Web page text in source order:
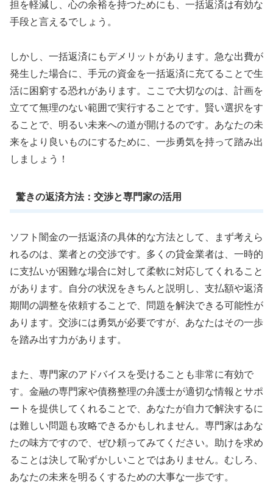
担を軽減し、心の余裕を持つためにも、一括返済は有効な
手段と言えるでしょう。
しかし、一括返済にもデメリットがあります。急な出費が
発生した場合に、手元の資金を一括返済に充てることで生
活に困窮する恐れがあります。ここで大切なのは、計画を
立てて無理のない範囲で実行することです。賢い選択をす
ることで、明るい未来への道が開けるのです。あなたの未
来をより良いものにするために、一歩勇気を持って踏み出
しましょう！
驚きの返済方法：交渉と専門家の活用
ソフト闇金の一括返済の具体的な方法として、まず考えら
れるのは、業者との交渉です。多くの貸金業者は、一時的
に支払いが困難な場合に対して柔軟に対応してくれること
があります。自分の状況をきちんと説明し、支払額や返済
期間の調整を依頼することで、問題を解決できる可能性が
あります。交渉には勇気が必要ですが、あなたはその一歩
を踏み出す力があります。
また、専門家のアドバイスを受けることも非常に有効で
す。金融の専門家や債務整理の弁護士が適切な情報とサポ
ートを提供してくれることで、あなたが自力で解決するに
は難しい問題も攻略できるかもしれません。専門家はあな
たの味方ですので、ぜひ頼ってみてください。助けを求め
ることは決して恥ずかしいことではありません。むしろ、
あなたの未来を明るくするための大事な一歩です。